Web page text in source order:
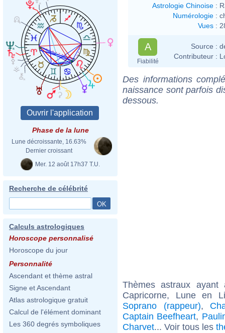
Phase de la lune
Lune décroissante, 16.63%
Dernier croissant
Mer. 12 août 17h37 T.U.
Recherche de célébrité
Calculs astrologiques
Horoscope personnalisé
Horoscope du jour
Personnalité
Ascendant et thème astral
Signe et Ascendant
Atlas astrologique gratuit
Calcul de l'élément dominant
Les 360 degrés symboliques
Astrologie Chinoise :
Numérologie :
Vues :
A
Fiabilité
Source :
Contributeur :
Des informations
naissance sont parfois
dessous.
Thèmes astraux
Capricorne, Lune en
Soprano (rappeur),
Captain Beefheart,
Charvet... Voir tous les